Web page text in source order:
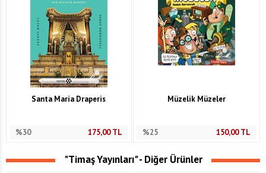
Santa Maria Draperis
%30 175,00TL
Müzelik Müzeler
%25 150,00TL
"Timaş Yayınları" - Diğer Ürünler